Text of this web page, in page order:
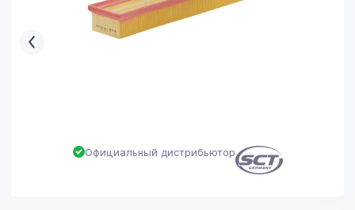
Официальный дистрибьютор